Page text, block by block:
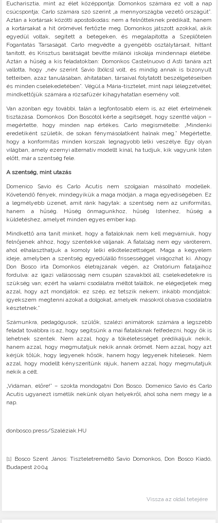
Eucharisztia, mint az élet középpontja: Domonkos számára ez volt a nap
csúcspontja; Carlo számára szó szerint „a mennyországba vezető országút”.
Aztán a kortársak közötti apostolkodás: nem a felnőtteknek prédikált, hanem
a kortársakat a hit örömével fertőzte meg. Domonkos játszott azokkal, akik
egyedül voltak, segített a betegeken, és megalapította a Szeplőtelen
Fogantatás Társaságát. Carlo megvédte a gyengébb osztálytársait, hittant
tanított, és Krisztus barátságát bevitte milánói iskolája mindennapi életébe.
Aztán a hűség a kis feladatokban: Domonkos Castelnuovo d Asti tanára azt
vallotta, hogy „név szerint Savio [bölcs] volt, és mindig annak is bizonyult
tetteiben, azaz tanulásában, áhítatában, társaival folytatott beszélgetéseiben
és minden cselekedetében”. Végül a Mária-tisztelet, mint napi lélegzetvétel;
mindkettőjük számára a rózsafüzér kihagyhatatlan esemény volt.
Van azonban egy további, talán a legfontosabb elem is, az élet értelmének
tisztázása. Domonkos Don Boscótól kérte a segítségét, hogy szentté váljon –
megértette, hogy minden nap értékes. Carlo megismételte: „Mindenki
eredetiként születik, de sokan fénymásolatként halnak meg.” Megértette,
hogy a konformitás minden korszak legnagyobb lelki veszélye. Egy olyan
világban, amely ezernyi alternatív modellt kínál, ha tudjuk, kik vagyunk Isten
előtt, már a szentség fele.
A szentség, mint utazás
Domenico Savio és Carlo Acutis nem szolgaian másolható modellek.
Követendő fények, mindegyikük a maga módján, a maga egyediségében. Ez
a legmélyebb üzenet, amit ránk hagytak: a szentség nem az uniformitás,
hanem a hűség. Hűség önmagunkhoz, hűség Istenhez, hűség a
küldetéshez, amelyet minden egyes ember kap.
Mindkettő arra tanít minket, hogy a fiataloknak nem kell megvárniuk, hogy
felnőjenek ahhoz, hogy szentekké váljanak. A fiatalság nem egy váróterem,
ahol elhalaszthatjuk a komoly lelki elkötelezettséget. Maga a kegyelem
ideje, amelyben a szentség egyedülálló frissességgel virágozhat ki. Ahogy
Don Bosco írta Domonkos életrajzának végén, az Oratórium fiataljaihoz
fordulva: az igazi vallásosság nem csupán szavakból áll; cselekedetekre is
szükség van; ezért ha valami csodálatra méltót találtok, ne elégedjetek meg
azzal, hogy azt mondjátok: ez szép, ez tetszik nekem; inkább mondjátok:
igyekszem megtenni azokat a dolgokat, amelyek másokról olvasva csodálatra
késztetnek.”
Számunkra, pedagógusok, szülők, szalézi animátorok számára a legszebb
feladat továbbra is az, hogy segítsünk a mai fiataloknak felfedezni, hogy ők is
lehetnek szentek. Nem azzal, hogy a tökéletességet prédikáljuk nekik,
hanem azzal, hogy megmutatjuk nekik annak örömét. Nem azzal, hogy azt
kérjük tőlük, hogy legyenek hősök, hanem hogy legyenek hitelesek. Nem
azzal, hogy modellt kényszerítünk rájuk, hanem azzal, hogy megmutatjuk
nekik a célt.
„Vidáman, előre!” – szokta mondogatni Don Bosco. Domenico Savio és Carlo
Acutis ugyanezt ismétlik nekünk olyan helyekről, ahol soha nem megy le a
nap.
donbosco.press/Szaléziak.HU
[1] Bosco Szent János: Tiszteletreméltó Savio Domonkos, Don Bosco Kiadó,
Budapest 2004
Vissza az oldal tetejére